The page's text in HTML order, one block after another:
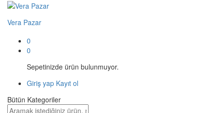
Vera Pazar
0
0
Sepetinizde ürün bulunmuyor.
Giriş yap Kayıt ol
Bütün Kategoriler